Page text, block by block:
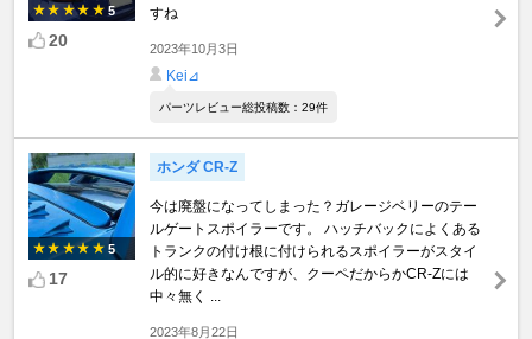
5
20
すね
2023年10月3日
Kei⊿
パーツレビュー総投稿数：29件
5
17
ホンダ CR-Z
今は廃盤になってしまった？ガレージベリーのテー
ルゲートスポイラーです。 ハッチバックによくある
トランクの付け根に付けられるスポイラーがスタイ
ル的に好きなんですが、クーペだからかCR-Zには
中々無く ...
2023年8月22日